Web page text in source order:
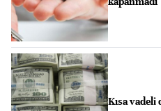
Kısa vadeli